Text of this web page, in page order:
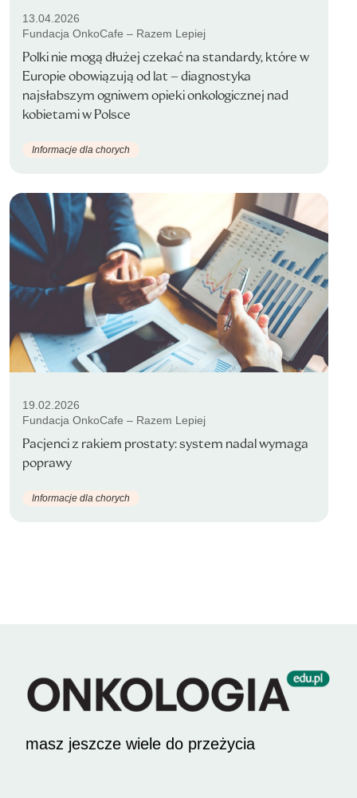
13.04.2026
Fundacja OnkoCafe – Razem Lepiej
Polki nie mogą dłużej czekać na standardy, które w
Europie obowiązują od lat – diagnostyka
najsłabszym ogniwem opieki onkologicznej nad
kobietami w Polsce
Informacje dla chorych
19.02.2026
Fundacja OnkoCafe – Razem Lepiej
Pacjenci z rakiem prostaty: system nadal wymaga
poprawy
Informacje dla chorych
masz jeszcze wiele do przeżycia